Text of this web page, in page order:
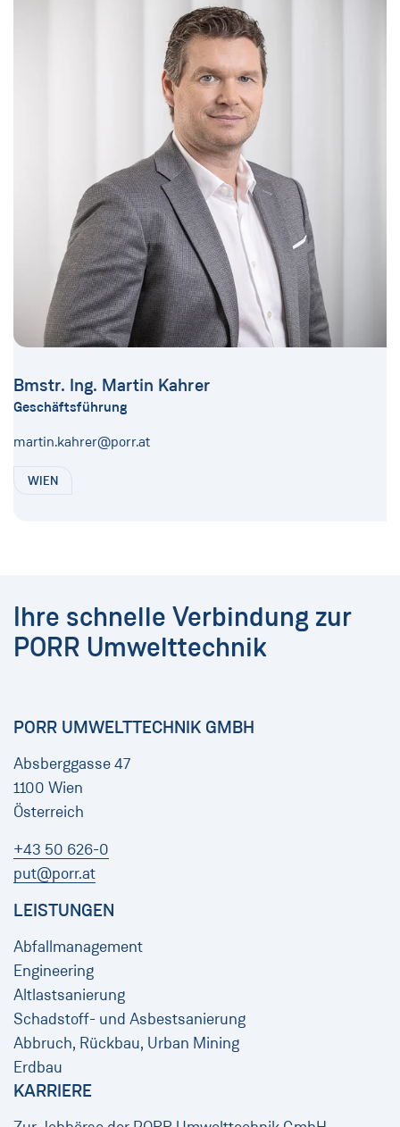
Bmstr. Ing. Martin Kahrer
Geschäftsführung
martin.kahrer@porr.at
WIEN
Ihre schnelle Verbindung zur
PORR Umwelttechnik
PORR UMWELTTECHNIK GMBH
Absberggasse 47
1100 Wien
Österreich
+43 50 626-0
put@porr.at
LEISTUNGEN
Abfallmanagement
Engineering
Altlastsanierung
Schadstoff- und Asbestsanierung
Abbruch, Rückbau, Urban Mining
Erdbau
KARRIERE